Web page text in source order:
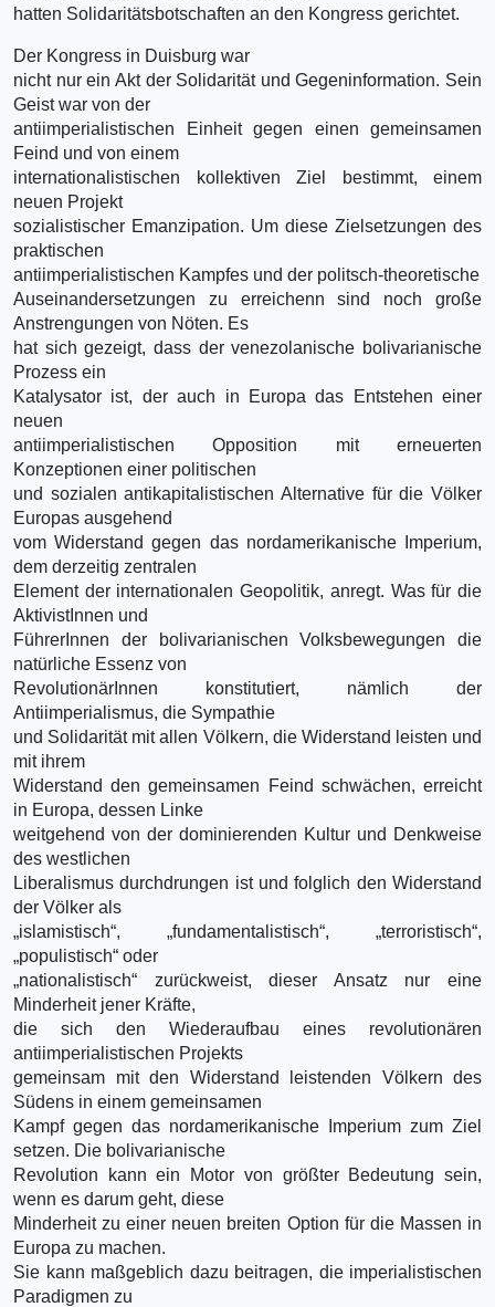
hatten Solidaritätsbotschaften an den Kongress gerichtet.
Der Kongress in Duisburg war
nicht nur ein Akt der Solidarität und Gegeninformation. Sein
Geist war von der
antiimperialistischen Einheit gegen einen gemeinsamen
Feind und von einem
internationalistischen kollektiven Ziel bestimmt, einem
neuen Projekt
sozialistischer Emanzipation. Um diese Zielsetzungen des
praktischen
antiimperialistischen Kampfes und der politsch-theoretische
Auseinandersetzungen zu erreichenn sind noch große
Anstrengungen von Nöten. Es
hat sich gezeigt, dass der venezolanische bolivarianische
Prozess ein
Katalysator ist, der auch in Europa das Entstehen einer
neuen
antiimperialistischen Opposition mit erneuerten
Konzeptionen einer politischen
und sozialen antikapitalistischen Alternative für die Völker
Europas ausgehend
vom Widerstand gegen das nordamerikanische Imperium,
dem derzeitig zentralen
Element der internationalen Geopolitik, anregt. Was für die
AktivistInnen und
FührerInnen der bolivarianischen Volksbewegungen die
natürliche Essenz von
RevolutionärInnen konstitutiert, nämlich der
Antiimperialismus, die Sympathie
und Solidarität mit allen Völkern, die Widerstand leisten und
mit ihrem
Widerstand den gemeinsamen Feind schwächen, erreicht
in Europa, dessen Linke
weitgehend von der dominierenden Kultur und Denkweise
des westlichen
Liberalismus durchdrungen ist und folglich den Widerstand
der Völker als
„islamistisch“, „fundamentalistisch“, „terroristisch“,
„populistisch“ oder
„nationalistisch“ zurückweist, dieser Ansatz nur eine
Minderheit jener Kräfte,
die sich den Wiederaufbau eines revolutionären
antiimperialistischen Projekts
gemeinsam mit den Widerstand leistenden Völkern des
Südens in einem gemeinsamen
Kampf gegen das nordamerikanische Imperium zum Ziel
setzen. Die bolivarianische
Revolution kann ein Motor von größter Bedeutung sein,
wenn es darum geht, diese
Minderheit zu einer neuen breiten Option für die Massen in
Europa zu machen.
Sie kann maßgeblich dazu beitragen, die imperialistischen
Paradigmen zu